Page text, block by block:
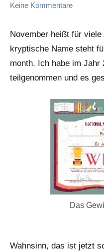
Keine Kommentare
November heißt für
kryptische Name steht
month. Ich habe im Jahr
teilgenommen und es
Das
Wahnsinn, das ist jetzt